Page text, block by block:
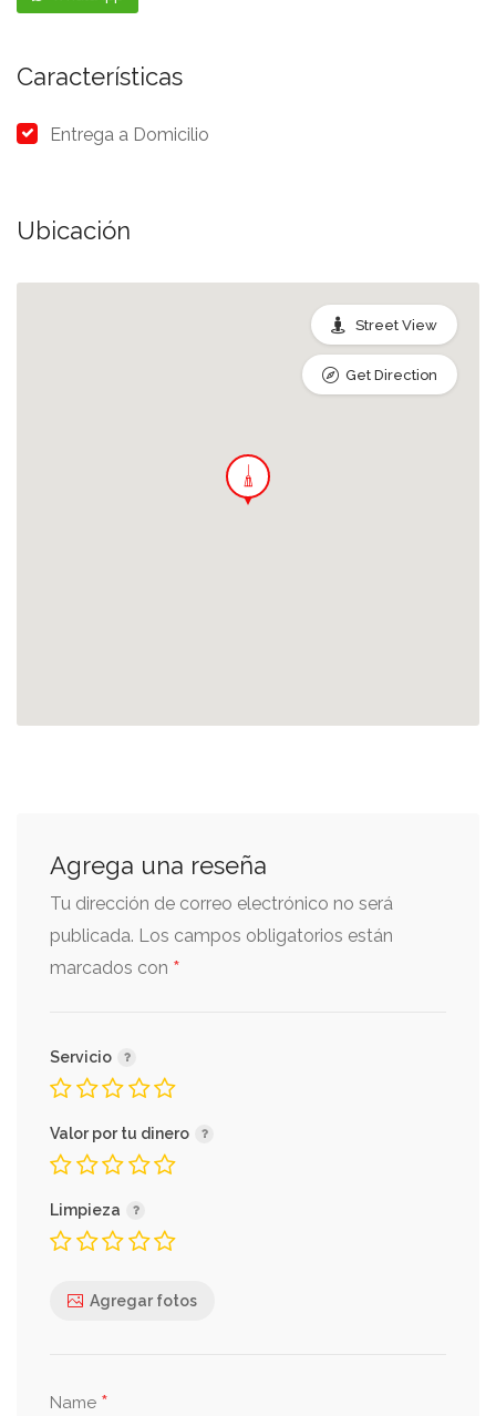
Características
Entrega a Domicilio
Ubicación
Street View
Get Direction
Agrega una reseña
Tu dirección de correo electrónico no será
publicada. Los campos obligatorios están
marcados con *
Servicio
Valor por tu dinero
Limpieza
Agregar fotos
Name *